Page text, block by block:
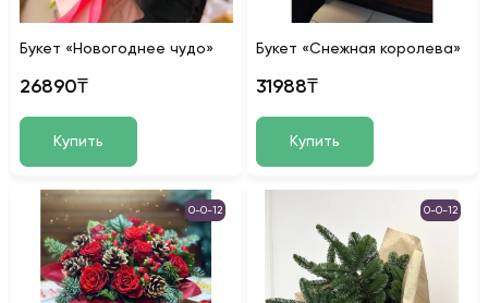
Букет «Новогоднее чудо»
26890₸
Купить
Букет «Снежная королева»
31988₸
Купить
0-0-12 0-0-12